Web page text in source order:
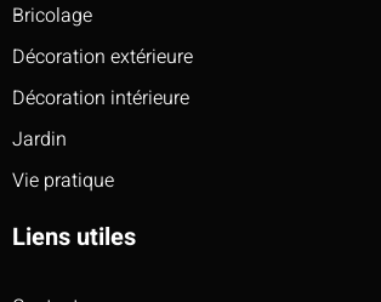
Bricolage
Décoration extérieure
Décoration intérieure
Jardin
Vie pratique
Liens utiles